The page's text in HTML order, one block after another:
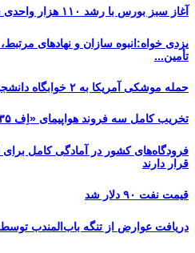
آغاز سبز بورس با رشد ۱۱۰ هزار واحدی شاخص کل
یزدی خواه:انبوه سازان و نهادهای
تأمین...
حمله موشکی آمریکا به ۲ خوابگاه دانشجویی در اهواز
تخریب کامل سه فروند هواپیمای «اِف ۳۵» آمریکا توسط سپاه
فرودگاه‌های کشور در آمادگی کامل برای
قرار دارند
قیمت نفت ۹۰ دلار شد
دریافت عوارض از تنگه باب‌المندب توسط